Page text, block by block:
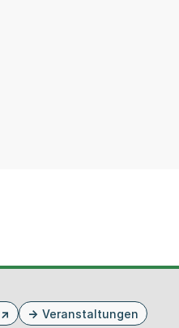
Veranstaltungen